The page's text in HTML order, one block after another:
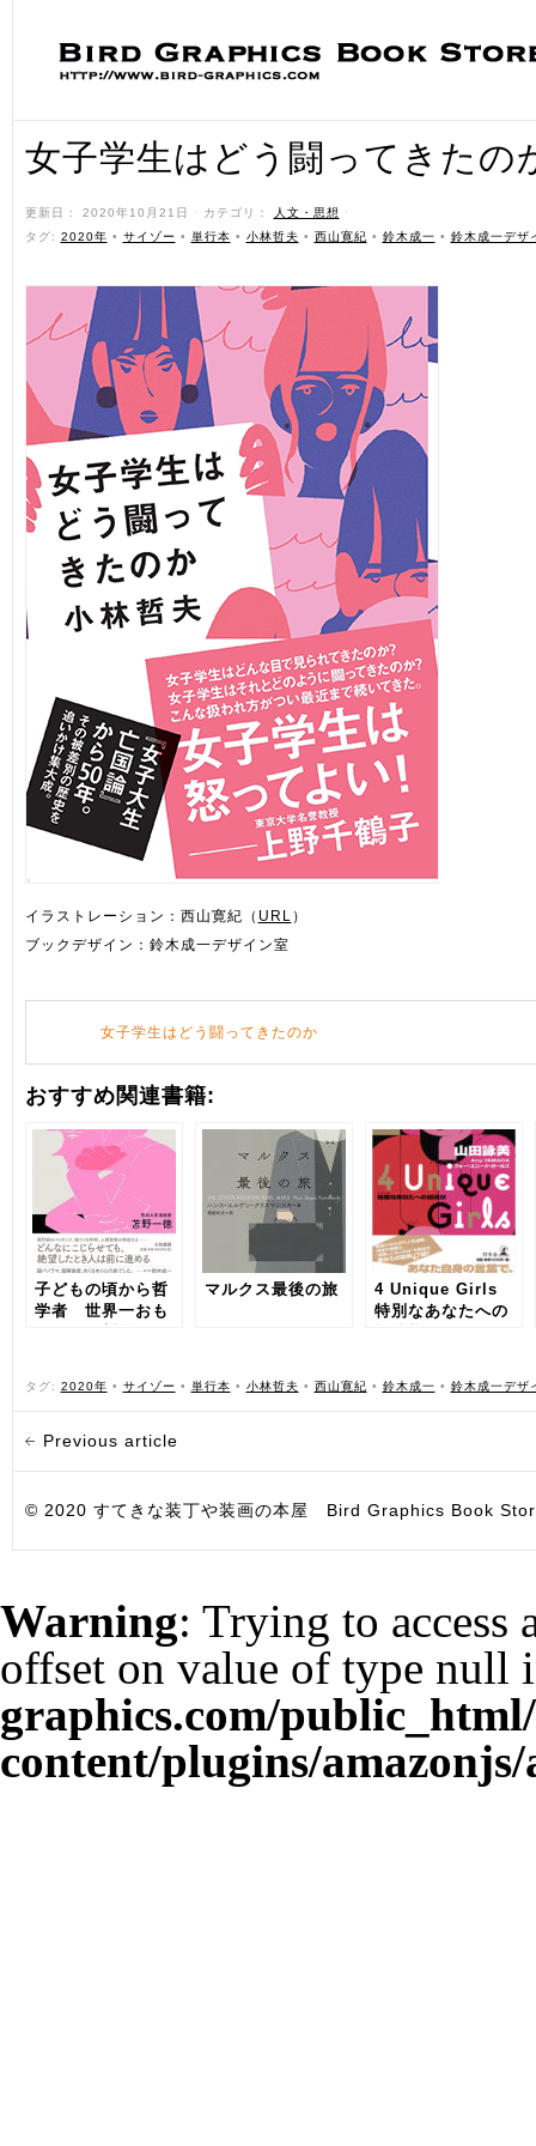
女子学生はどう闘ってきたの
更新日： 2020年10月21日 ˑ カテゴリ： 人文・思想
ˑ
タグ: 2020年 • サイゾー • 単行本 • 小林哲夫 • 西山寛紀 • 鈴木成一 • 鈴木成一デザ
イラストレーション：西山寛紀（ URL ）
ブックデザイン：鈴木成一デザイン室
女子学生はどう闘ってきたのか
おすすめ関連書籍:
子どもの頃から哲
学者 世界一おも
マルクス最後の旅
4 Unique Girls
特別なあなたへの
タグ: 2020年 • サイゾー • 単行本 • 小林哲夫 • 西山寛紀 • 鈴木成一 • 鈴木成一デザ
Previous article
© 2020 すてきな装丁や装画の本屋 Bird Graphics Book
Warning: Trying to access
offset on value of type null
graphics.com/
content/plugins/